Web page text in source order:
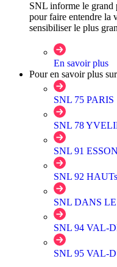
SNL informe le grand
pour faire entendre la
sensibiliser le plus
En savoir plus
Pour en savoir plus
SNL 75 PARIS
SNL 78
SNL 91
SNL 92
SNL DANS
SNL 94 VAL-
SNL 95 VAL-